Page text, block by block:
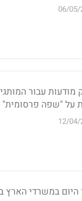
06/05/
מודעות עבור
על "שפה פרסומית"
12/04/